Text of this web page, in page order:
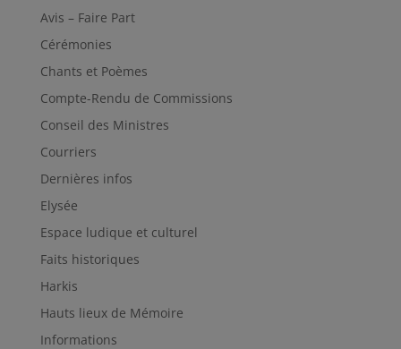
Avis – Faire Part
Cérémonies
Chants et Poèmes
Compte-Rendu de Commissions
Conseil des Ministres
Courriers
Dernières infos
Elysée
Espace ludique et culturel
Faits historiques
Harkis
Hauts lieux de Mémoire
Informations